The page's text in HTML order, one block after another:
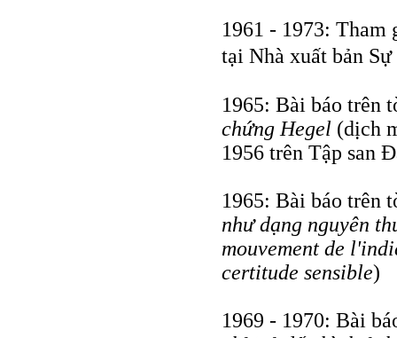
1961 - 1973: Tham
tại Nhà xuất bản
1965: Bài báo trên
chứng Hegel (dịch
1956 trên Tập san
1965: Bài báo trên
như dạng nguyên
mouvement de
certitude sensible)
1969 - 1970: Bài